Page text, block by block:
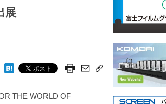
展
THE WORLD OF